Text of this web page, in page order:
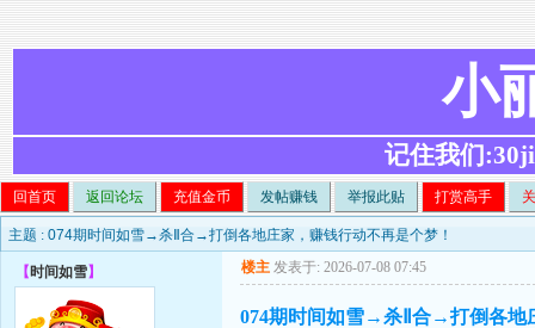
小
记住我们
回首页 返回论坛 充值金币 发帖赚钱 举报此贴 打赏高手
主题 : 074期时间如雪→杀Ⅱ合→打倒各地庄家，赚钱行动不再是个梦！
【时间如雪】 楼主 发表于: 2026-07-08 07:45
074期时间如雪→杀Ⅱ合→打倒各地